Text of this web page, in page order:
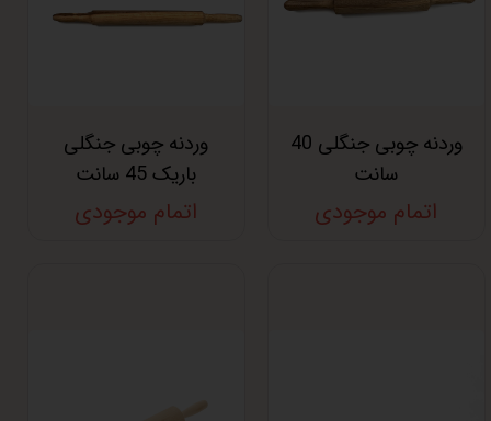
وردنه چوبی جنگلی 40
سانت
اتمام موجودی
وردنه چوبی جنگلی
باریک 45 سانت
اتمام موجودی